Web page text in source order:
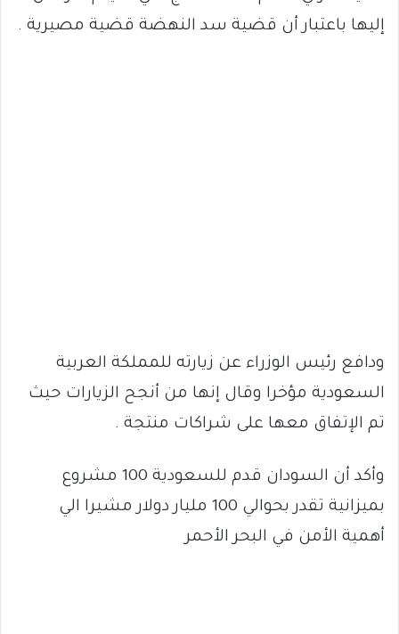
إليها باعتبار أن قضية سد النهضة قضية مصيرية .
ودافع رئيس الوزراء عن زيارته للمملكة العربية
السعودية مؤخرا وقال إنها من أنجح الزيارات حيث
تم الإتفاق معها على شراكات منتجة .
وأكد أن السودان قدم للسعودية 100 مشروع
بميزانية تقدر بحوالي 100 مليار دولار مشيرا الي
أهمية الأمن في البحر الأحمر